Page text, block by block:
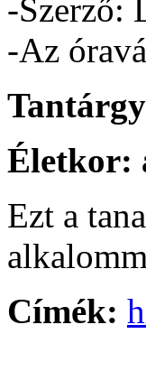
-Szerző:
-Az
Életkor:
Ezt a
Címék: